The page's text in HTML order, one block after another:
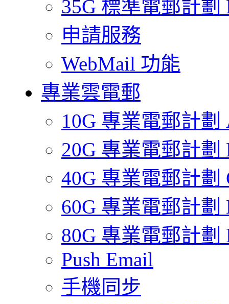
35G 標準電郵計劃
申請服務
WebMail 功能
專業雲電郵
10G 專業電郵計劃
20G 專業電郵計劃
40G 專業電郵計劃
60G 專業電郵計劃
80G 專業電郵計劃
Push Email
手機同步